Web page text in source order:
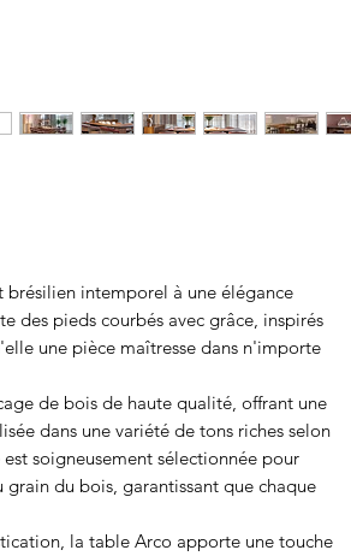
intemporel à une élégance
des pieds courbés avec grâce, inspirés
une pièce maîtresse dans n'importe
de bois de haute qualité, offrant une
dans une variété de tons riches selon
soigneusement sélectionnée pour
du bois, garantissant que chaque
la table Arco apporte une touche